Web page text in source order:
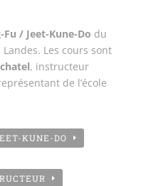
Fu / Jeet-Kune-Do du
Les cours sont
, instructeur
de l’école
KUNE-DO